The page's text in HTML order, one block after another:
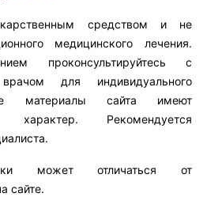
средством и не
медицинского лечения.
проконсультируйтесь с
для индивидуального
материалы сайта имеют
характер. Рекомендуется
может отличаться от
сайте.